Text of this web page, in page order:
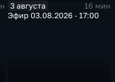
3 августа
16 мин
Эфир 03.08.2026 · 17:00